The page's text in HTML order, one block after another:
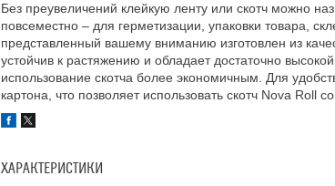
Без преувеличений клейкую ленту или скотч можно
повсеместно – для герметизации, упаковки товара,
представленный вашему вниманию изготовлен из
устойчив к растяжению и обладает достаточно
использование скотча более экономичным. Для
картона, что позволяет использовать скотч Nova Roll
ХАРАКТЕРИСТИКИ